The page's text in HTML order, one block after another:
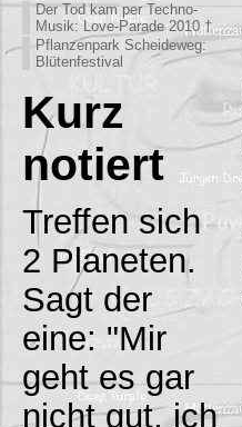
Der Tod kam per Techno-
Musik: Love-Parade 2010 †
Pflanzenpark Scheideweg:
Blütenfestival
Kurz
notiert
Treffen sich
2 Planeten.
Sagt der
eine: "Mir
geht es gar
nicht gut, ich